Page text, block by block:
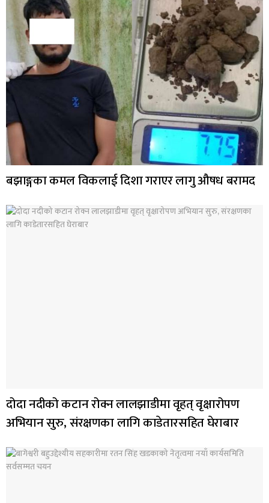
बझाङ्गका कमल विकलाई दिशा गराएर लागु औषध बरामद
दोदा नदीको कटान रोक्न लालझाडीमा वृहत् वृक्षारोपण
अभियान सुरु, संरक्षणका लागि काडेतारसहित घेराबार